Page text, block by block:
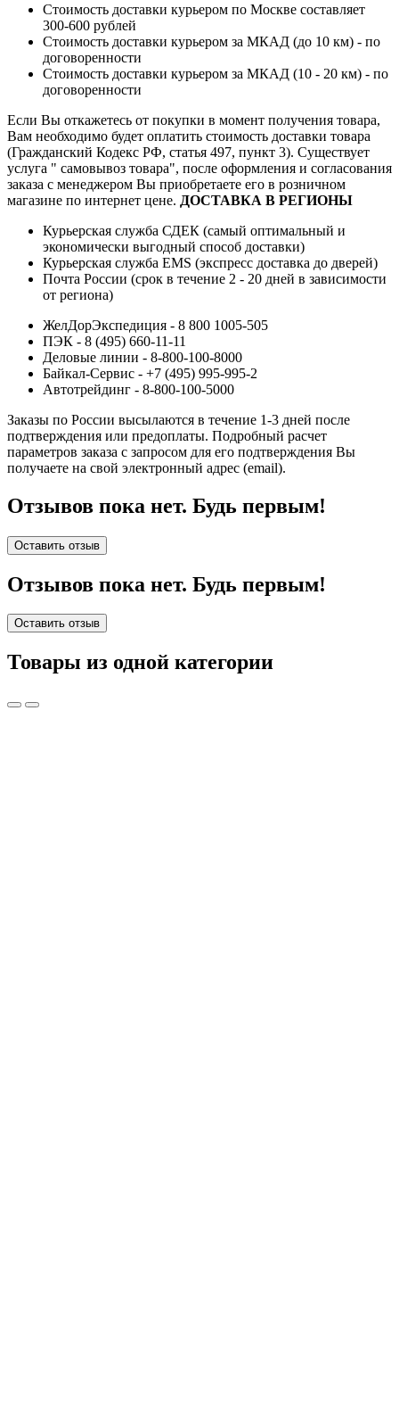
Стоимость доставки курьером по Москве составляет
300-600 рублей
Стоимость доставки курьером за МКАД (до 10 км) - по
договоренности
Стоимость доставки курьером за МКАД (10 - 20 км) - по
договоренности
Если Вы откажетесь от покупки в момент получения товара,
Вам необходимо будет оплатить стоимость доставки товара
(Гражданский Кодекс РФ, статья 497, пункт 3). Существует
услуга " самовывоз товара", после оформления и согласования
заказа с менеджером Вы приобретаете его в розничном
магазине по интернет цене. ДОСТАВКА В РЕГИОНЫ
Курьерская служба СДЕК (самый оптимальный и
экономически выгодный способ доставки)
Курьерская служба EMS (экспресс доставка до дверей)
Почта России (срок в течение 2 - 20 дней в зависимости
от региона)
ЖелДорЭкспедиция - 8 800 1005-505
ПЭК - 8 (495) 660-11-11
Деловые линии - 8-800-100-8000
Байкал-Сервис - +7 (495) 995-995-2
Автотрейдинг - 8-800-100-5000
Заказы по России высылаются в течение 1-3 дней после
подтверждения или предоплаты. Подробный расчет
параметров заказа с запросом для его подтверждения Вы
получаете на свой электронный адрес (email).
Отзывов пока нет. Будь первым!
Оставить отзыв
Отзывов пока нет. Будь первым!
Оставить отзыв
Товары из одной категории